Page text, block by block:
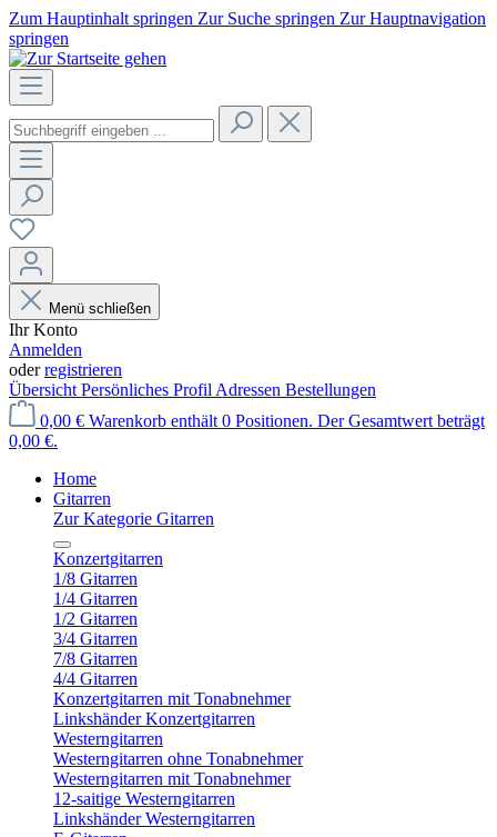
Zum Hauptinhalt springen Zur Suche springen Zur Hauptnavigation
springen
Menü schließen
Ihr Konto
Anmelden
oderregistrieren
Übersicht Persönliches Profil Adressen Bestellungen
0,00 € Warenkorb enthält 0 Positionen. Der Gesamtwert beträgt
0,00 €.
Home
Gitarren
Zur Kategorie Gitarren
Konzertgitarren
1/8 Gitarren
1/4 Gitarren
1/2 Gitarren
3/4 Gitarren
7/8 Gitarren
4/4 Gitarren
Konzertgitarren mit Tonabnehmer
Linkshänder Konzertgitarren
Westerngitarren
Westerngitarren ohne Tonabnehmer
Westerngitarren mit Tonabnehmer
12-saitige Westerngitarren
Linkshänder Westerngitarren